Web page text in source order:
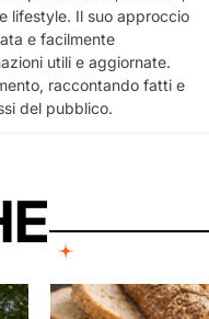
lifestyle. Il suo approccio
e facilmente
utili e aggiornate.
raccontando fatti e
del pubblico.